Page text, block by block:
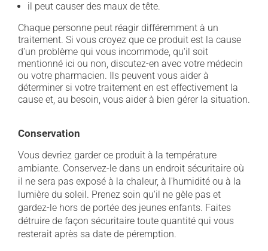
il peut causer des maux de tête.
Chaque personne peut réagir différemment à un
traitement. Si vous croyez que ce produit est la cause
d'un problème qui vous incommode, qu'il soit
mentionné ici ou non, discutez-en avec votre médecin
ou votre pharmacien. Ils peuvent vous aider à
déterminer si votre traitement en est effectivement la
cause et, au besoin, vous aider à bien gérer la situation.
Conservation
Vous devriez garder ce produit à la température
ambiante. Conservez-le dans un endroit sécuritaire où
il ne sera pas exposé à la chaleur, à l'humidité ou à la
lumière du soleil. Prenez soin qu'il ne gèle pas et
gardez-le hors de portée des jeunes enfants. Faites
détruire de façon sécuritaire toute quantité qui vous
resterait après sa date de péremption.